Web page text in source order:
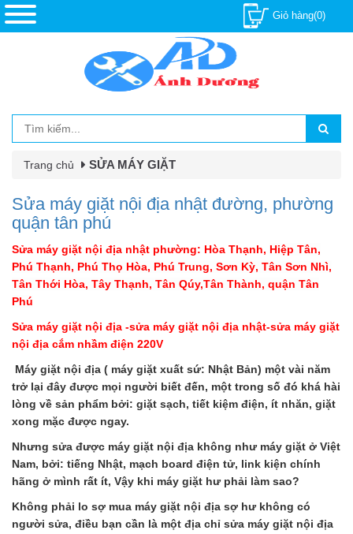
Giỏ hàng(0)
Trang chủ SỬA MÁY GIẶT
Sửa máy giặt nội địa nhật đường, phường
quận tân phú
Sửa máy giặt nội địa nhật phường: Hòa Thạnh, Hiệp Tân,
Phú Thạnh, Phú Thọ Hòa, Phú Trung, Sơn Kỳ, Tân Sơn Nhì,
Tân Thới Hòa, Tây Thạnh, Tân Qúy,Tân Thành, quận Tân
Phú
Sửa máy giặt nội địa -sửa máy giặt nội địa nhật-sửa máy giặt
nội địa cắm nhầm điện 220V
Máy giặt nội địa ( máy giặt xuất sứ: Nhật Bản) một vài năm
trở lại đây được mọi người biết đến, một trong số đó khá hài
lòng về sản phẩm bởi: giặt sạch, tiết kiệm điện, ít nhăn, giặt
xong mặc được ngay.
Nhưng sửa được máy giặt nội địa không như máy giặt ở Việt
Nam, bởi: tiếng Nhật, mạch board điện tử, link kiện chính
hãng ở mình rất ít, Vậy khi máy giặt hư phải làm sao?
Không phải lo sợ mua máy giặt nội địa sợ hư không có
người sửa, điều bạn cần là một địa chỉ sửa máy giặt nội địa